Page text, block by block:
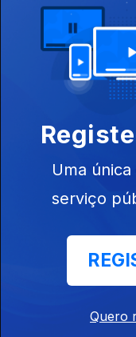
Uma
serviço
Quero